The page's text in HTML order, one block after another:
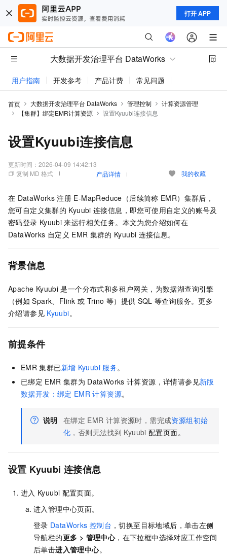
打开 APP
大数据开发治理平台 DataWorks
用户指南 开发参考 产品计费 常见问题
首页 大数据开发治理平台 DataWorks 管理控制
计算资源管理
【集群】绑定EMR计算资源
设置Kyuubi连接信息
设置Kyuubi连接信息
更新时间： 2026-04-09 14:42:13
复制 MD 格式
产品详情 我的收藏
在 DataWorks 注册 E-MapReduce（后续简称 EMR）集群后，
您可自定义集群的 Kyuubi 连接信息，即您可使用自定义的账号及
密码登录 Kyuubi 来运行相关任务。本文为您介绍如何在
DataWorks 自定义 EMR 集群的 Kyuubi 连接信息。
背景信息
Apache Kyuubi 是一个分布式和多租户网关，为数据湖查询引擎
（例如 Spark、Flink 或 Trino 等）提供 SQL 等查询服务。更多
介绍请参见 Kyuubi。
前提条件
EMR 集群已新增 Kyuubi 服务。
已绑定 EMR 集群为 DataWorks 计算资源，详情请参见新版
数据开发：绑定 EMR 计算资源。
说明 在绑定 EMR 计算资源时，需完成资源组初始
化 ，否则无法找到 Kyuubi 配置页面。
设置 Kyuubi 连接信息
进入 Kyuubi 配置页面。
进入管理中心页面。
登录 DataWorks 控制台 ，切换至目标地域后，单击左侧
导航栏的更多 > 管理中心，在下拉框中选择对应工作空间
后单击进入管理中心。